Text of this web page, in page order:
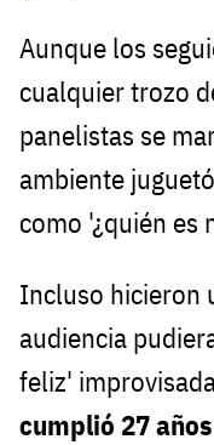
Aunque los
cualquier trozo
panelistas se
ambiente
como '¿quién es
Incluso hicieron
audiencia
feliz'
cumplió 27